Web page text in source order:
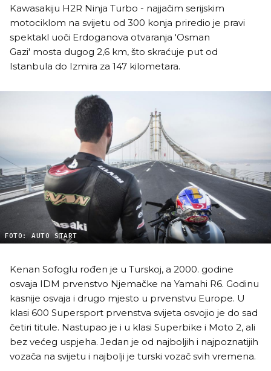
Kawasakiju H2R Ninja Turbo - najjačim serijskim
motociklom na svijetu od 300 konja priredio je pravi
spektakl uoči Erdoganova otvaranja 'Osman
Gazi' mosta dugog 2,6 km, što skraćuje put od
Istanbula do Izmira za 147 kilometara.
FOTO: AUTO START
Kenan Sofoglu rođen je u Turskoj, a 2000. godine
osvaja IDM prvenstvo Njemačke na Yamahi R6. Godinu
kasnije osvaja i drugo mjesto u prvenstvu Europe. U
klasi 600 Supersport prvenstva svijeta osvojio je do sad
četiri titule. Nastupao je i u klasi Superbike i Moto 2, ali
bez većeg uspjeha. Jedan je od najboljih i najpoznatijih
vozača na svijetu i najbolji je turski vozač svih vremena.